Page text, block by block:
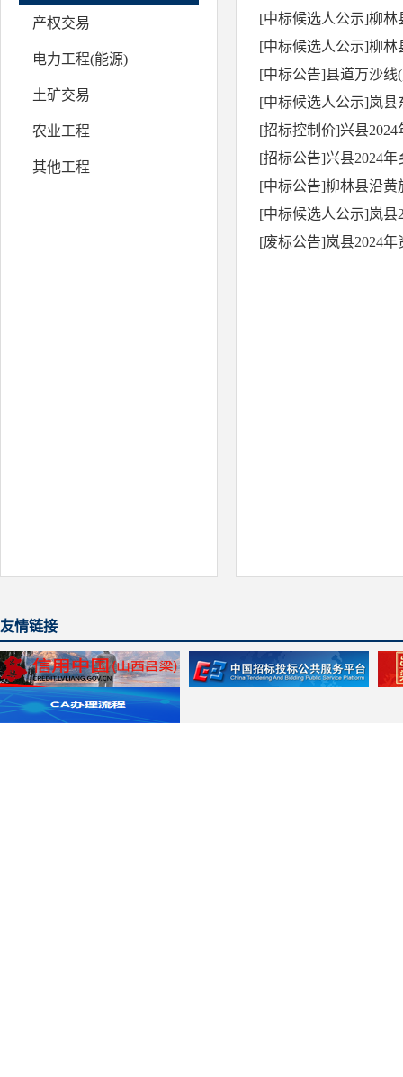
产权交易
电力工程(能源)
土矿交易
农业工程
其他工程
[中标候选人公示]柳林
[中标候选人公示]柳林
[中标公告]县道万沙线
[中标候选人公示]岚县
[招标控制价]兴县
[招标公告]兴县2024
[中标公告]柳林县沿
[中标候选人公示]岚县
[废标公告]岚县2024
友情链接